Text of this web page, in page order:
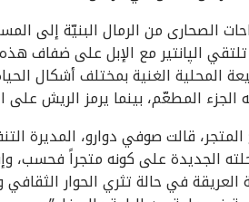
الصحارى من الرمال البنيّة إلى
الپانتير مع الإبل على ضفاف
الغنية بمختلف أشكال الحياة
المطعّم، بينما يرمز الريش على
قالت صوفي دوارو، المديرة
الجديدة على كونه متجراً فحسب،
العريقة في حالة تثري الحوار